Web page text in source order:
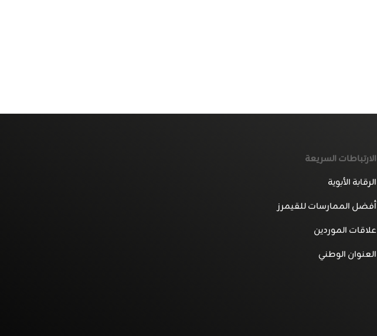
الارتباطات السريعة
الرقابة الأبوية
أفضل الممارسات للقيمرز
علاقات الموردين
العنوان الوطني